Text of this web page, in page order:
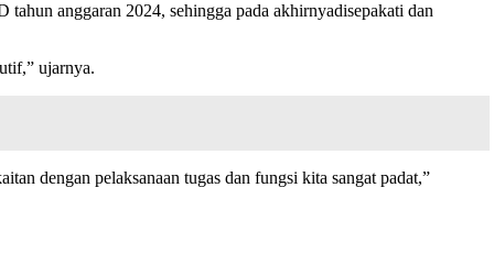
anggaran 2024, sehingga pada akhirnyadisepakati dan
ujarnya.
dengan pelaksanaan tugas dan fungsi kita sangat padat,”